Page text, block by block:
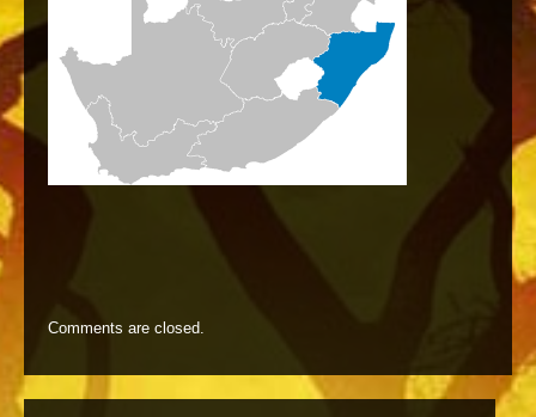
Comments are closed.